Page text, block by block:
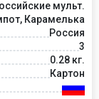
мульт.
Карамелька
Россия
3
0.28 кг.
Картон